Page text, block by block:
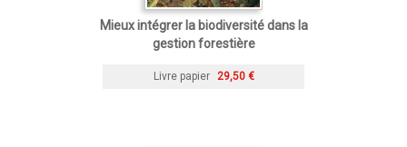
Mieux intégrer la biodiversité dans la
gestion forestière
Livre papier 29,50 €